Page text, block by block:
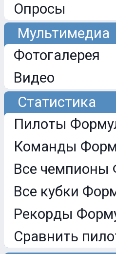
Опросы
Мультимедиа
Фотогалерея
Видео
Статистика
Пилоты
Команды
Все чемпионы
Все кубки
Рекорды
Сравнить